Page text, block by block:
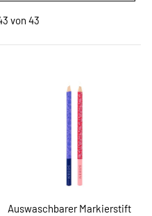
von 43
Auswaschbarer Markierstift